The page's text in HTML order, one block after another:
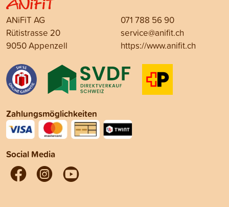
ANiFiT AG
Rütistrasse 20
9050 Appenzell
071 788 56 90
service@anifit.ch
https://www.anifit.ch
Zahlungsmöglichkeiten
Social Media